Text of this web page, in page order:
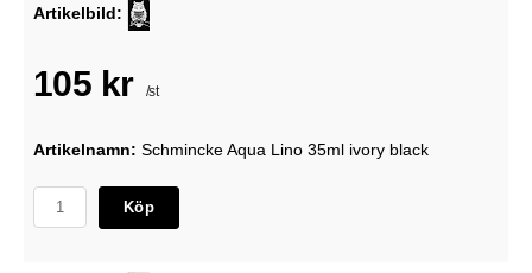
Artikelbild:
105 kr /st
Artikelnamn: Schmincke Aqua Lino 35ml ivory black
Köp